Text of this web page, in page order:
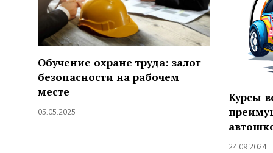
Обучение охране труда: залог
безопасности на рабочем
месте
05.05.2025
Курсы
24.09.2024